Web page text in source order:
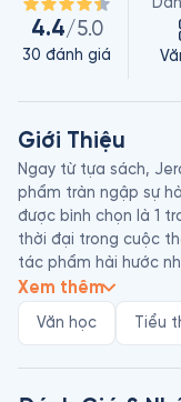
4.4/5.0
30 đánh giá
Giới Thiệu
Ngay từ tựa sách,
phẩm tràn ngập sự
được bình chọn là 1
thời đại trong cuộc
tác phẩm hài hước
Sách có cốt truyện
bằng thuyền của 3
Xem thêm
Văn học Tiểu